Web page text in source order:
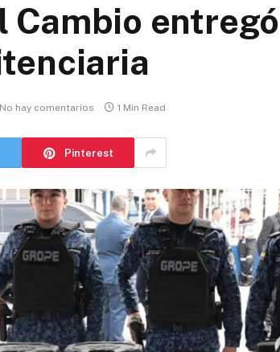
Cambio
No hay comentarios 1 Min Read
Pinterest